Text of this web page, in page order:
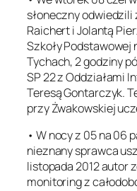
słoneczny
Raichert i Jolantą
Szkoły Podstawowej
Tychach, 2 godziny
SP 22 z Oddziałami
Teresą Gontarczyk.
przy Żwakowskiej
• W nocy z 05 na 06
nieznany sprawca
listopada 2012 autor
monitoring z